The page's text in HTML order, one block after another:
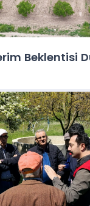
Beklentisi